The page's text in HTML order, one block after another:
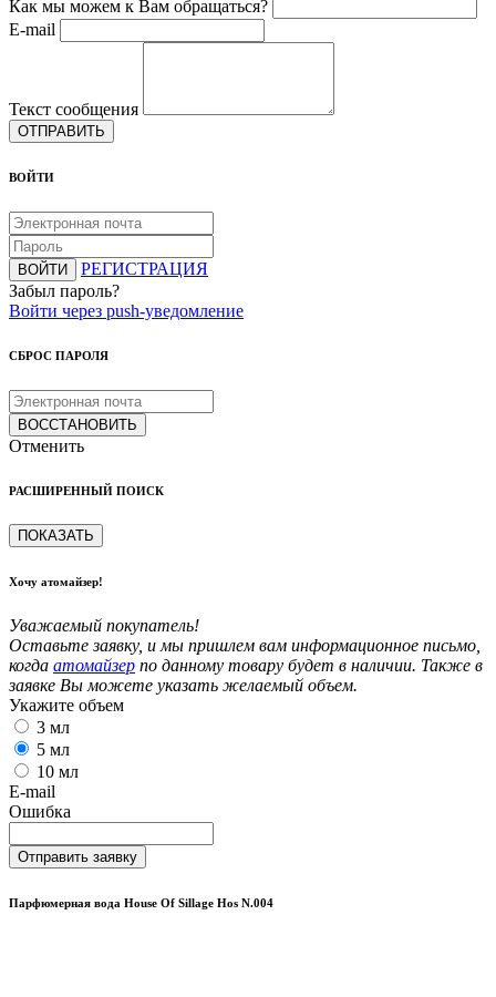
Как мы можем к Вам обращаться?
E-mail
Текст сообщения
ОТПРАВИТЬ
ВОЙТИ
ВОЙТИ
РЕГИСТРАЦИЯ
Забыл пароль?
Войти через push-уведомление
СБРОС ПАРОЛЯ
ВОССТАНОВИТЬ
Отменить
РАСШИРЕННЫЙ ПОИСК
ПОКАЗАТЬ
Хочу атомайзер!
Уважаемый покупатель!
Оставьте заявку, и мы пришлем вам информационное письмо,
когда атомайзер по данному товару будет в наличии. Также в
заявке Вы можете указать желаемый объем.
Укажите объем
3 мл
5 мл
10 мл
E-mail
Ошибка
Отправить заявку
Парфюмерная вода House Of Sillage Hos N.004